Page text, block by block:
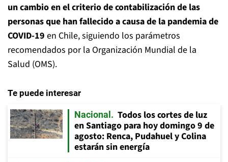
un cambio en el criterio de contabilización de las
personas que han fallecido a causa de la pandemia de
COVID-19 en Chile, siguiendo los parámetros
recomendados por la Organización Mundial de la
Salud (OMS).
Te puede interesar
Nacional
Todos los cortes de luz
en Santiago para hoy domingo 9 de
agosto: Renca, Pudahuel y Colina
estarán sin energía